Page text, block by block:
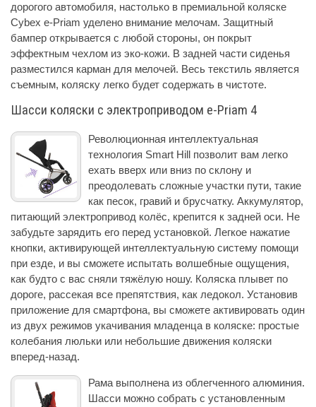
дорогого автомобиля, настолько в премиальной коляске
Cybex e-Priam уделено внимание мелочам. Защитный
бампер открывается с любой стороны, он покрыт
эффектным чехлом из эко-кожи. В задней части сиденья
разместился карман для мелочей. Весь текстиль является
съемным, коляску легко будет содержать в чистоте.
Шасси коляски с электроприводом e-Priam 4
Революционная интеллектуальная
технология Smart Hill позволит вам легко
ехать вверх или вниз по склону и
преодолевать сложные участки пути, такие
как песок, гравий и брусчатку. Аккумулятор,
питающий электропривод колёс, крепится к задней оси. Не
забудьте зарядить его перед установкой. Легкое нажатие
кнопки, активирующей интеллектуальную систему помощи
при езде, и вы сможете испытать волшебные ощущения,
как будто с вас сняли тяжёлую ношу. Коляска плывет по
дороге, рассекая все препятствия, как ледокол. Установив
приложение для смартфона, вы сможете активировать один
из двух режимов укачивания младенца в коляске: простые
колебания люльки или небольшие движения коляски
вперед-назад.
Рама выполнена из облегченного алюминия.
Шасси можно собрать с установленным